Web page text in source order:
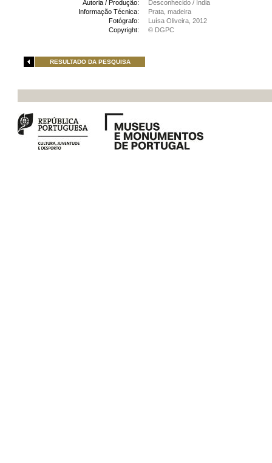
Autoria / Produção:
Desconhecido / India
Informação Técnica:
Prata, madeira
Fotógrafo:
Luísa Oliveira, 2012
Copyright:
© DGPC
RESULTADO DA PESQUISA